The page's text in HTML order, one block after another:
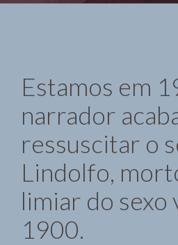
Estamos em
narrador
ressuscitar o
Lindolfo,
limiar do sexo
1900.